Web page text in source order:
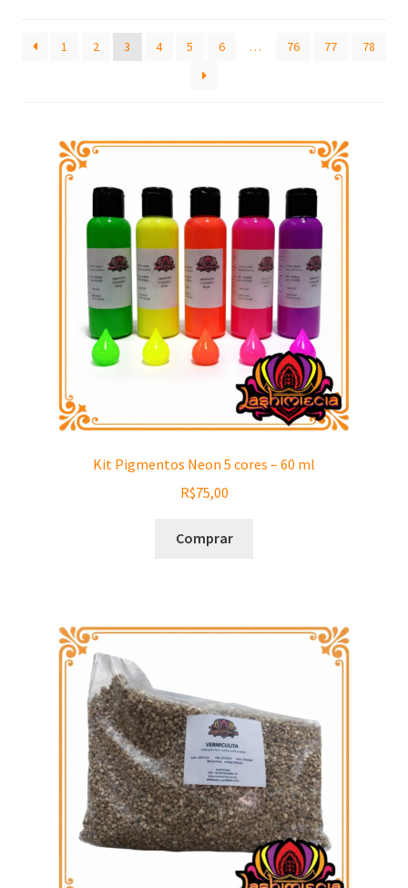
Frascos
Matéria Prima
Corante, Pigmento e Óxido
Insumos para Vela
1
2 3 4 5 6 … 76 77 78
Kit Pigmentos Neon 5 cores – 60 ml
R$75,00
Comprar